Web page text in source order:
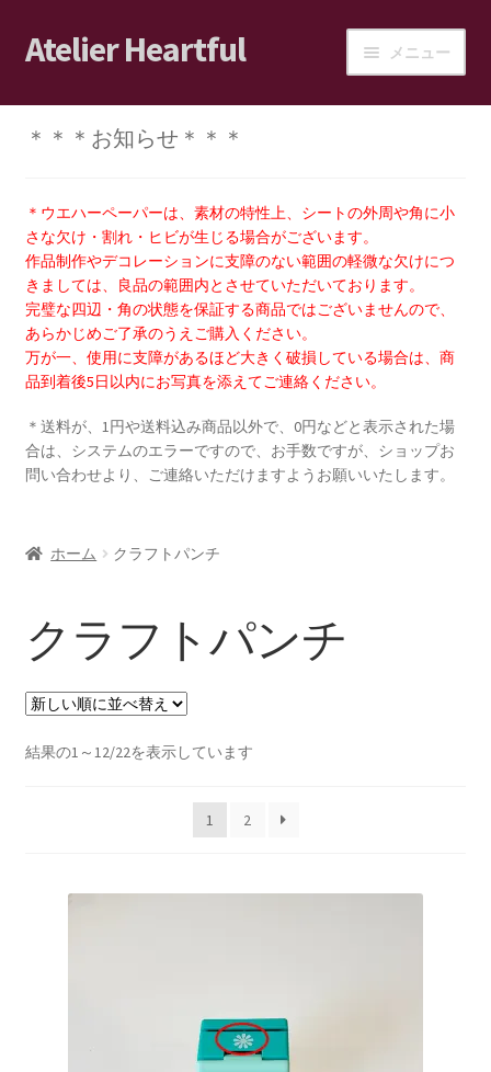
ナ
ビ
ン
へ
ス
キ
ッ
プ
コ
ン
ス
キ
ッ
プ
Atelier Heartful メニュー
ホーム
カート
ログイン/マイアカウント
ショップご利用案内
ブログ
JPA会員の皆様へ
シルエットカメオについて
＊＊＊お知らせ＊＊＊
＊ウエハーペーパーは、素材の特性上、シートの外周や角に小
さな欠け・割れ・ヒビが生じる場合がございます。
作品制作やデコレーションに支障のない範囲の軽微な欠けにつ
きましては、良品の範囲内とさせていただいております。
完璧な四辺・角の状態を保証する商品ではございませんので、
あらかじめご了承のうえご購入ください。
万が一、使用に支障があるほど大きく破損している場合は、商
品到着後5日以内にお写真を添えてご連絡ください。
＊送料が、1円や送料込み商品以外で、0円などと表示された場
合は、システムのエラーですので、お手数ですが、ショップお
問い合わせより、ご連絡いただけますようお願いいたします。
ホーム クラフトパンチ
クラフトパンチ
結果の1～12/22を表示しています新
1 2